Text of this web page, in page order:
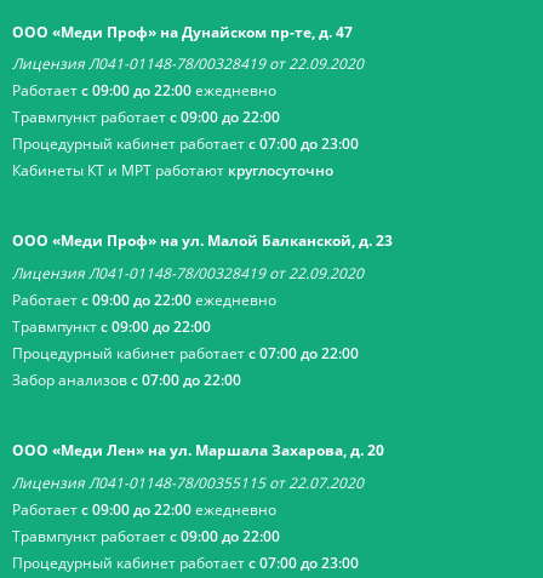
ООО «Меди Проф» на Дунайском пр-те, д. 47
Лицензия Л041-01148-78/00328419 от 22.09.2020
Работаетс 09:00 до 22:00ежедневно
Травмпункт работаетс 09:00 до 22:00
Процедурный кабинет работаетс 07:00 до 23:00
Кабинеты КТ и МРТ работают круглосуточно
ООО «Меди Проф» на ул. Малой Балканской, д. 23
Лицензия Л041-01148-78/00328419 от 22.09.2020
Работаетс 09:00 до 22:00ежедневно
Травмпунктс 09:00 до 22:00
Процедурный кабинет работаетс 07:00 до 22:00
Забор анализовс 07:00 до 22:00
ООО «Меди Лен» на ул. Маршала Захарова, д. 20
Лицензия Л041-01148-78/00355115 от 22.07.2020
Работаетс 09:00 до 22:00ежедневно
Травмпункт работаетс 09:00 до 22:00
Процедурный кабинет работаетс 07:00 до 23:00